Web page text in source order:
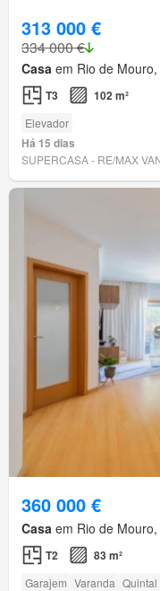
313 000 €
334 000 €
Casa em Rio de
T3 102 m²
Elevador
Há 15 dias
SUPERCASA - RE/MAX
360 000 €
Casa em Rio de
T2 83 m²
Garajem Varanda Quintal